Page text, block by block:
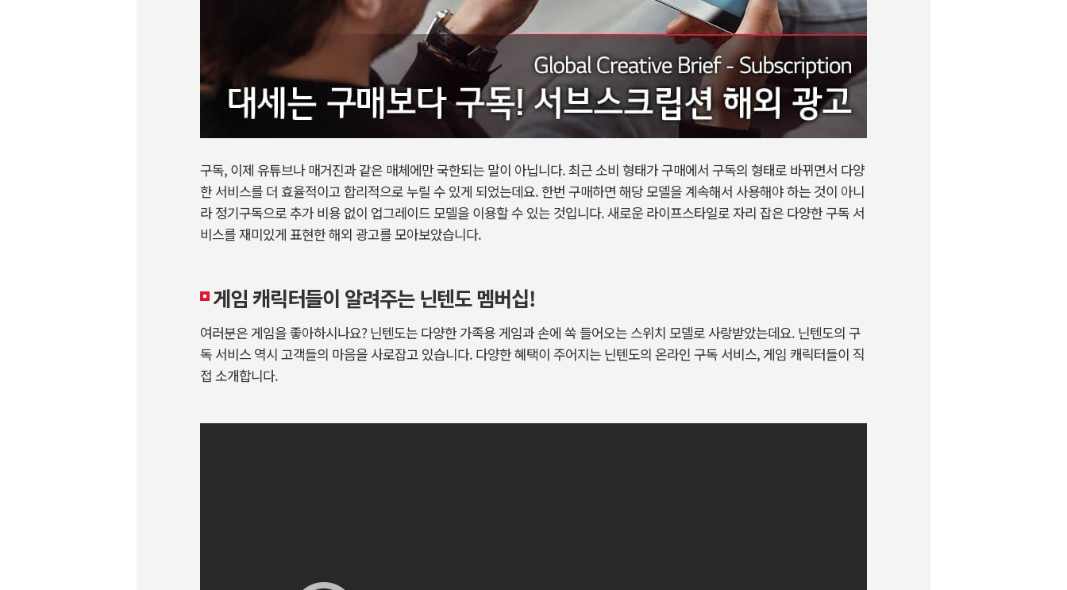
구독, 이제 유튜브나 매거진과 같은 매체에만 국한되는 말이 아닙니다. 최근 소비 형태가 구매에서 구독의 형태로 바뀌면서 다양
한 서비스를 더 효율적이고 합리적으로 누릴 수 있게 되었는데요. 한번 구매하면 해당 모델을 계속해서 사용해야 하는 것이 아니
라 정기구독으로 추가 비용 없이 업그레이드 모델을 이용할 수 있는 것입니다. 새로운 라이프스타일로 자리 잡은 다양한 구독 서
비스를 재미있게 표현한 해외 광고를 모아보았습니다.
게임 캐릭터들이 알려주는 닌텐도 멤버십!
여러분은 게임을 좋아하시나요? 닌텐도는 다양한 가족용 게임과 손에 쏙 들어오는 스위치 모델로 사랑받았는데요. 닌텐도의 구
독 서비스 역시 고객들의 마음을 사로잡고 있습니다. 다양한 혜택이 주어지는 닌텐도의 온라인 구독 서비스, 게임 캐릭터들이 직
접 소개합니다.